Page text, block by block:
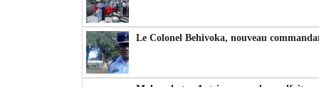
Le Colonel Behivoka, nouveau